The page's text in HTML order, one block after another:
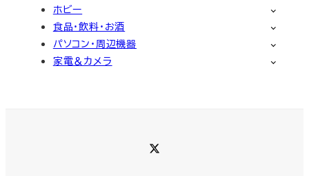
ホビー
食品・飲料・お酒
パソコン・周辺機器
家電＆カメラ